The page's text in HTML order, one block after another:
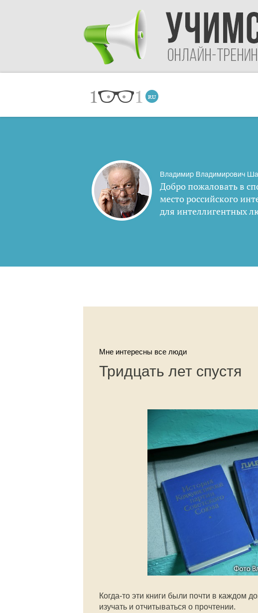
Владимир Владимирович
Добро пожаловать в
место российского
для интеллигентных
Мне интересны все люди
Тридцать лет спустя
Когда-то эти книги были почти в каждом
изучать и отчитываться о прочтении.